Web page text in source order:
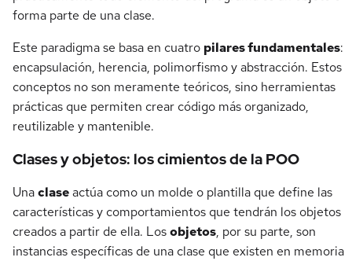
forma parte de una clase.
Este paradigma se basa en cuatro pilares fundamentales:
encapsulación, herencia, polimorfismo y abstracción. Estos
conceptos no son meramente teóricos, sino herramientas
prácticas que permiten crear código más organizado,
reutilizable y mantenible.
Clases y objetos: los cimientos de la POO
Unaclaseactúa como un molde o plantilla que define las
características y comportamientos que tendrán los objetos
creados a partir de ella. Losobjetos, por su parte, son
instancias específicas de una clase que existen en memoria